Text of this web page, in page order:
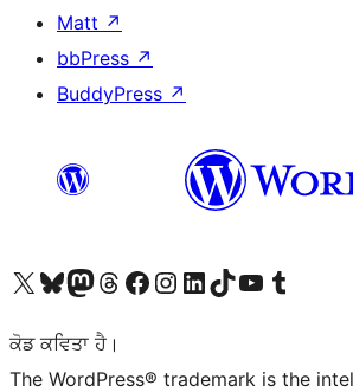
Matt ↗
bbPress ↗
BuddyPress ↗
Visit our X (formerly Twitter) account
Visit our Bluesky account
Visit our Mastodon account
Visit our Threads account
Visit our Facebook page
Visit our Instagram account
Visit our LinkedIn account
Visit our TikTok account
Visit our YouTube channel
Visit our Tumblr
ਕੋਡ ਕਵਿਤਾ ਹੈ।
The WordPress® trademark is the